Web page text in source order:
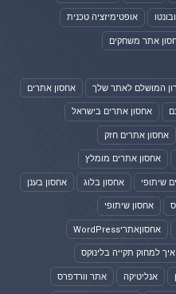
אופטימיזציה טכנית
אתר משחקים
המושלם לאתר שלך אחסון אתרים
אחסון אתרים בישראל
אחסון אתרים חזק
אחסון אתרים מומלץ
שיתופי אחסון בלוג אחסון בענן
אחסון שיתופי
אחסוןאתריWordPress
איך למחוק תקייה בלינוקס
אנליטיקה אתר וורדפרס